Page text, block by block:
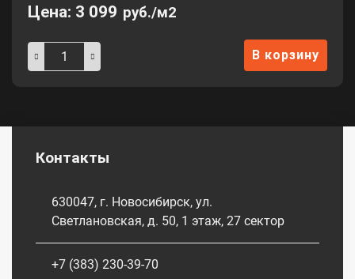
Цена: 3 099 руб./м2
В корзину
Контакты
630047, г. Новосибирск, ул.
Светлановская, д. 50, 1 этаж, 27 сектор
+7 (383) 230-39-70